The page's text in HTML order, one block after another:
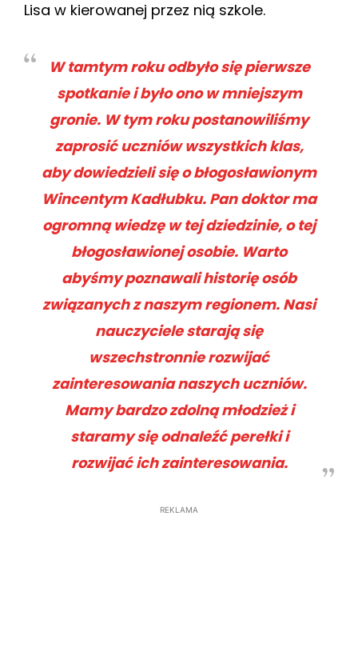
Lisa w kierowanej przez nią szkole.
W tamtym roku odbyło się pierwsze
spotkanie i było ono w mniejszym
gronie. W tym roku postanowiliśmy
zaprosić uczniów wszystkich klas,
aby dowiedzieli się o błogosławionym
Wincentym Kadłubku. Pan doktor ma
ogromną wiedzę w tej dziedzinie, o tej
błogosławionej osobie. Warto
abyśmy poznawali historię osób
związanych z naszym regionem. Nasi
nauczyciele starają się
wszechstronnie rozwijać
zainteresowania naszych uczniów.
Mamy bardzo zdolną młodzież i
staramy się odnaleźć perełki i
rozwijać ich zainteresowania.
REKLAMA